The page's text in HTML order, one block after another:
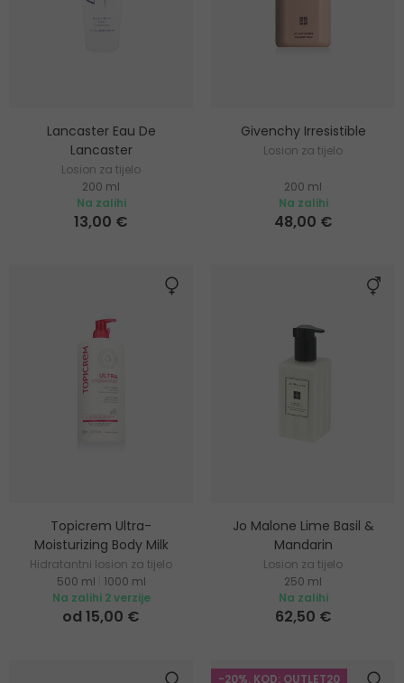
Lancaster Eau De
Lancaster
Losion za tijelo
200 ml
Na zalihi
13,00 €
Givenchy Irresistible
Losion za tijelo
200 ml
Na zalihi
48,00 €
Topicrem Ultra-
Moisturizing Body Milk
Hidratantni losion za tijelo
500 ml
1000 ml
Na zalihi 2 verzije
od 15,00 €
Jo Malone Lime Basil &
Mandarin
Losion za tijelo
250 ml
Na zalihi
62,50 €
-20%. KOD: OUTLET20